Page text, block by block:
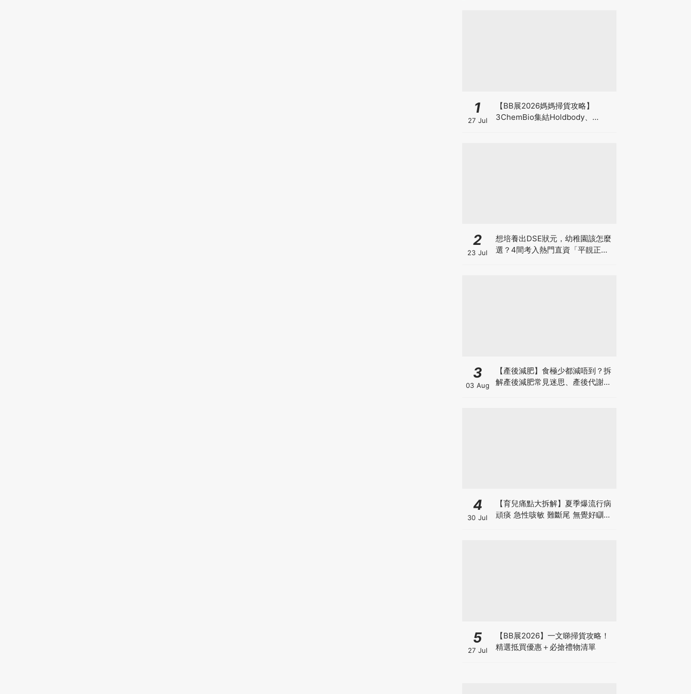
1
27 Jul
【BB展2026媽媽掃貨攻略】
3ChemBio集結Holdbody、
2
23 Jul
想培養出DSE狀元，幼稚園該怎麼
選？4間考入熱門直資「平靚正」
3
03 Aug
【產後減肥】食極少都減唔到？拆
解產後減肥常見迷思、產後代謝、
4
30 Jul
【育兒痛點大拆解】夏季爆流行病
頑痰 急性咳敏 難斷尾 無覺好瞓？
5
27 Jul
【BB展2026】一文睇掃貨攻略！
精選抵買優惠＋必搶禮物清單